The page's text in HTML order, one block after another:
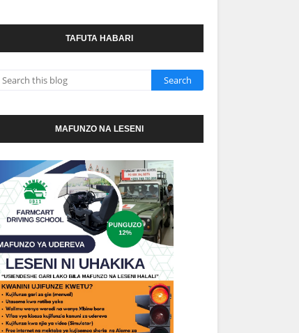
TAFUTA HABARI
MAFUNZO NA LESENI